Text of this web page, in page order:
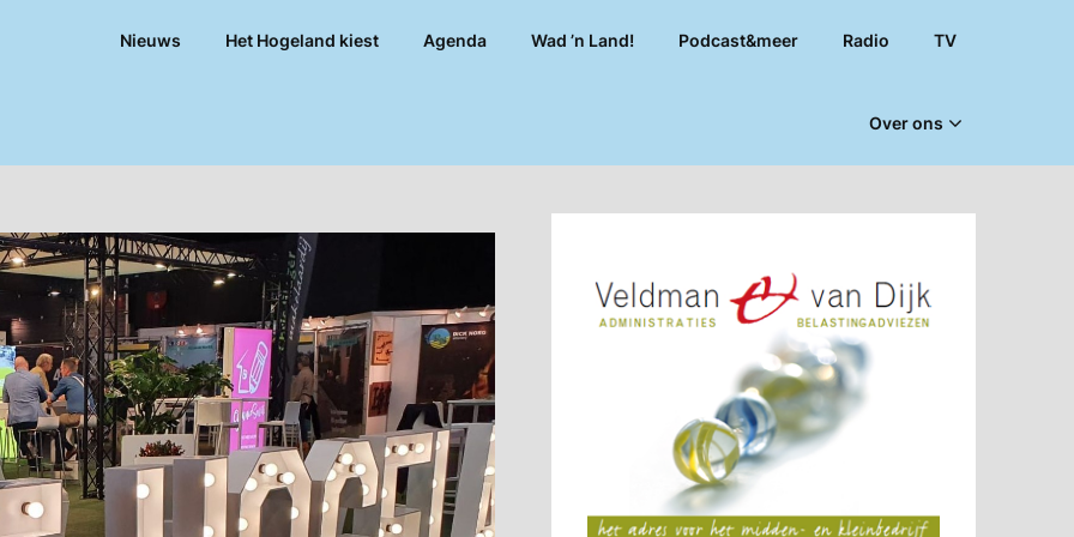
Nieuws Het Hogeland kiest Agenda Wad ’n Land! Podcast&meer Radio TV
Over ons